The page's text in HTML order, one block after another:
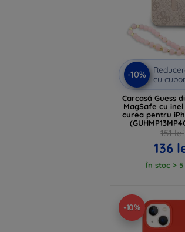
-10%
cu
Carcasă Guess
MagSafe cu
curea pentru
151 lei
136
În stoc > 5
-10%